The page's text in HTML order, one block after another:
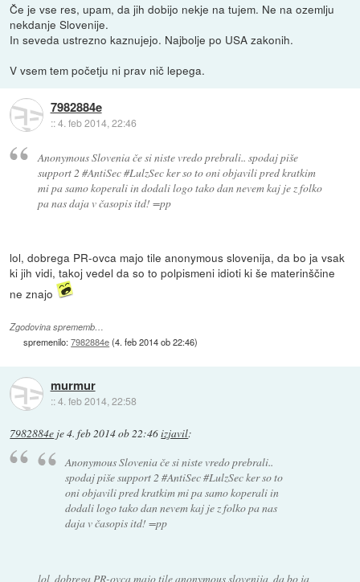
Če je vse res, upam, da jih dobijo nekje na tujem. Ne na ozemlju
nekdanje Slovenije.
In seveda ustrezno kaznujejo. Najbolje po USA zakonih.
V vsem tem početju ni prav nič lepega.
7982884e
::4. feb 2014, 22:46
Anonymous Slovenia če si niste vredo prebrali.. spodaj piše
support 2 #AntiSec #LulzSec ker so to oni objavili pred kratkim
mi pa samo koperali in dodali logo tako dan nevem kaj je z folko
pa nas daja v časopis itd! =pp
lol, dobrega PR-ovca majo tile anonymous slovenija, da bo ja vsak
ki jih vidi, takoj vedel da so to polpismeni idioti ki še materinščine
ne znajo
Zgodovina sprememb…
spremenilo:7982884e(4. feb 2014 ob 22:46)
murmur
::4. feb 2014, 22:58
7982884e je4. feb 2014 ob 22:46izjavil:
Anonymous Slovenia če si niste vredo prebrali..
spodaj piše support 2 #AntiSec #LulzSec ker so to
oni objavili pred kratkim mi pa samo koperali in
dodali logo tako dan nevem kaj je z folko pa nas
daja v časopis itd! =pp
lol, dobrega PR-ovca majo tile anonymous slovenija, da bo ja